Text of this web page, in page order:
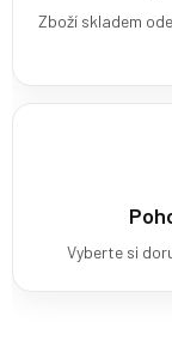
Zboží skladem
Vyberte si